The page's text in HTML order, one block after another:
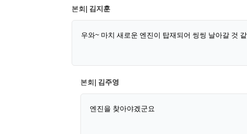
본회| 김지훈
우와~ 마치 새로운 엔진이 탑재되어 씽씽 날아갈 것
본회| 김주영
엔진을 찾아야겠군요